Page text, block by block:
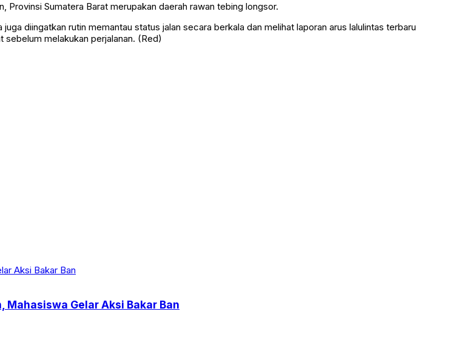
Provinsi Sumatera Barat merupakan daerah rawan tebing longsor.
diingatkan rutin memantau status jalan secara berkala dan melihat laporan arus lalulintas terbaru
melakukan perjalanan. (Red)
Gelar Aksi Bakar Ban